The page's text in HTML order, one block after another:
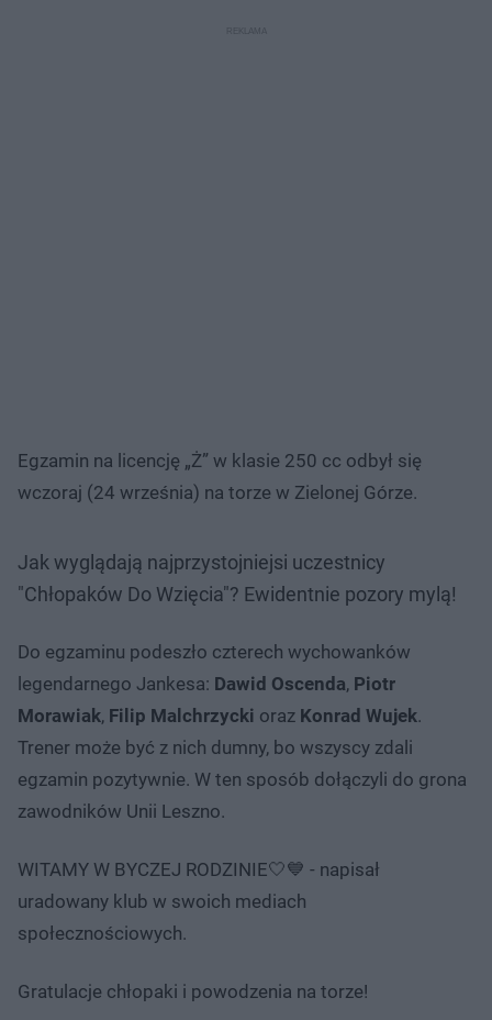
Egzamin na licencję „Ż” w klasie 250 cc odbył się
wczoraj (24 września) na torze w Zielonej Górze.
Jak wyglądają najprzystojniejsi uczestnicy
"Chłopaków Do Wzięcia"? Ewidentnie pozory mylą!
Do egzaminu podeszło czterech wychowanków
legendarnego Jankesa: Dawid Oscenda, Piotr
Morawiak, Filip Malchrzycki oraz Konrad Wujek.
Trener może być z nich dumny, bo wszyscy zdali
egzamin pozytywnie. W ten sposób dołączyli do grona
zawodników Unii Leszno.
WITAMY W BYCZEJ RODZINIE🤍💙 - napisał
uradowany klub w swoich mediach
społecznościowych.
Gratulacje chłopaki i powodzenia na torze!